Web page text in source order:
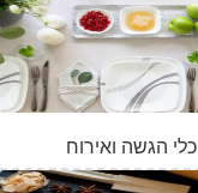
כלי הגשה ואירוח